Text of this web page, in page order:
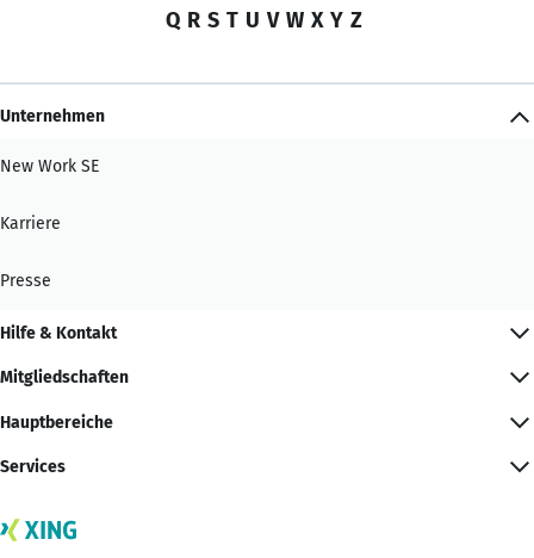
Q R S T U V W X Y Z
Unternehmen
New Work SE
Karriere
Presse
Hilfe & Kontakt
Mitgliedschaften
Hauptbereiche
Services